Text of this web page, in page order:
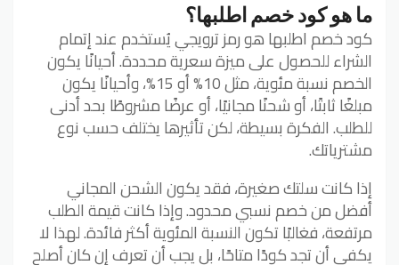
ما هو كود خصم اطلبها؟
كود خصم اطلبها هو رمز ترويجي يُستخدم عند إتمام
الشراء للحصول على ميزة سعرية محددة. أحيانًا يكون
الخصم نسبة مئوية، مثل 10% أو 15%، وأحيانًا يكون
مبلغًا ثابتًا، أو شحنًا مجانيًا، أو عرضًا مشروطًا بحد أدنى
للطلب. الفكرة بسيطة، لكن تأثيرها يختلف حسب نوع
مشترياتك.
إذا كانت سلتك صغيرة، فقد يكون الشحن المجاني
أفضل من خصم نسبي محدود. وإذا كانت قيمة الطلب
مرتفعة، فغالبًا تكون النسبة المئوية أكثر فائدة. لهذا لا
يكفي أن تجد كودًا متاحًا، بل يجب أن تعرف إن كان أصلح